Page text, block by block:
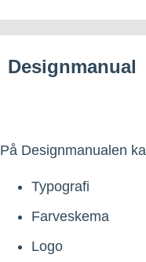
Designmanual
På Designmanualen
Typografi
Farveskema
Logo